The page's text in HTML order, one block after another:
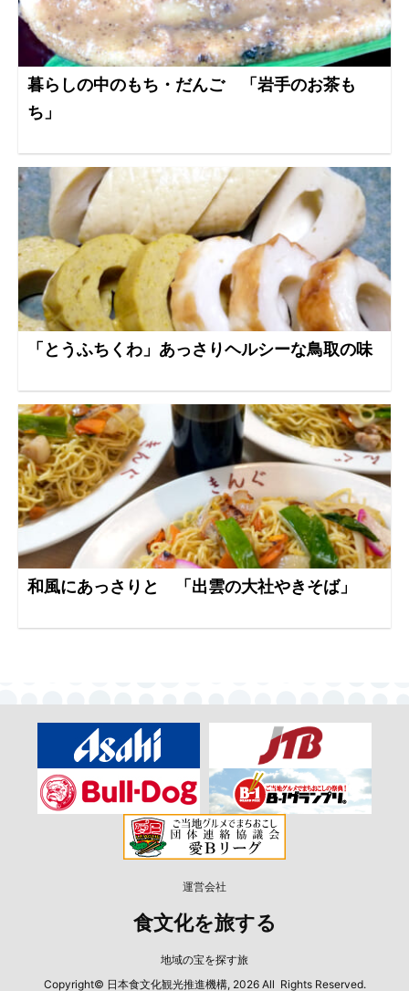
暮らしの中のもち・だんご 「岩手のお茶も
ち」
「とうふちくわ」あっさりヘルシーな鳥取の味
和風にあっさりと 「出雲の大社やきそば」
運営会社
食文化を旅する
地域の宝を探す旅
Copyright© 日本食文化観光推進機構, 2026 All Rights Reserved.